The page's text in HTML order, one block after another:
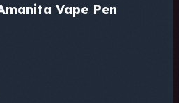
Vape Pen